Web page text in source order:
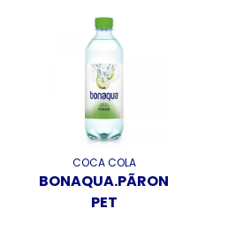
COCA COLA
BONAQUA.PÃRON
PET